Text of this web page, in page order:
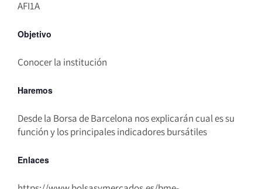
AFI1A
Objetivo
Conocer la institución
Haremos
Desde la Borsa de Barcelona nos explicarán cual es su
función y los principales indicadores bursátiles
Enlaces